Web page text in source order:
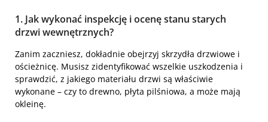
1. Jak wykonać inspekcję i ocenę stanu starych
drzwi wewnętrznych?
Zanim zaczniesz, dokładnie obejrzyj skrzydła drzwiowe i
ościeżnicę. Musisz zidentyfikować wszelkie uszkodzenia i
sprawdzić, z jakiego materiału drzwi są właściwie
wykonane – czy to drewno, płyta pilśniowa, a może mają
okleinę.